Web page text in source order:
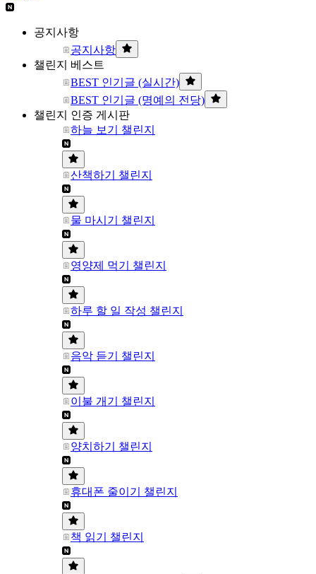
공지사항
공지사항
챌린지 베스트
BEST 인기글 (실시간)
BEST 인기글 (명예의 전당)
챌린지 인증 게시판
하늘 보기 챌린지
산책하기 챌린지
물 마시기 챌린지
영양제 먹기 챌린지
하루 할 일 작성 챌린지
음악 듣기 챌린지
이불 개기 챌린지
양치하기 챌린지
휴대폰 줄이기 챌린지
책 읽기 챌린지